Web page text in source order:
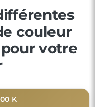
couleur
pour votre
K